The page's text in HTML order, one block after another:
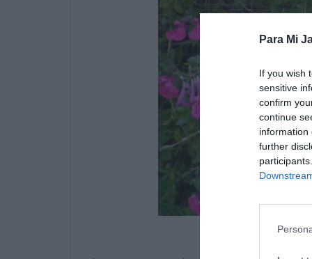
Para Mi
If you wish
sensitive
confirm
continue
information
further